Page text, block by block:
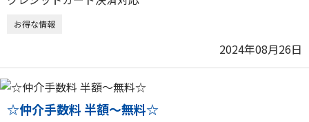
お得な情報
2024年08月26日
☆仲介手数料 半額～無料☆